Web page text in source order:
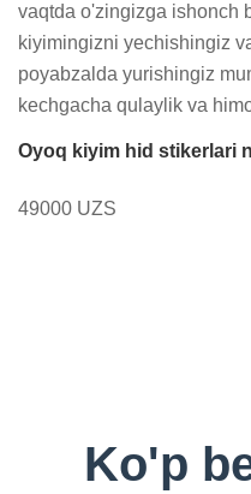
vaqtda o'zingizga ishonch
kiyimingizni yechishingiz
poyabzalda yurishingiz
kechgacha qulaylik va
Oyoq kiyim hid stikerlari
49000 UZS
Ko'p